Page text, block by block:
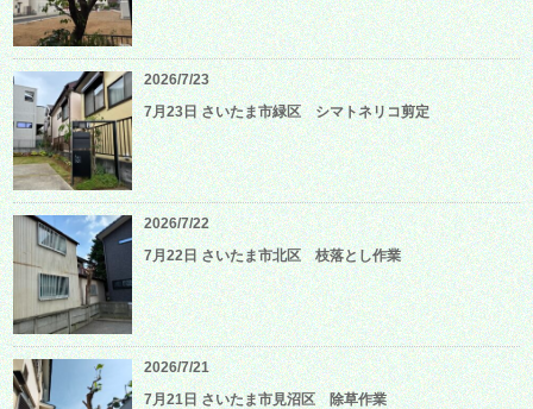
2026/7/23
7月23日 さいたま市緑区 シマトネリコ剪定
2026/7/22
7月22日 さいたま市北区 枝落とし作業
2026/7/21
7月21日 さいたま市見沼区 除草作業